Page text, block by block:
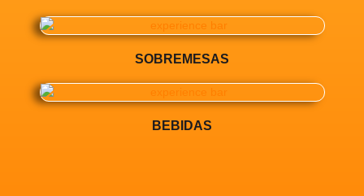
SOBREMESAS
BEBIDAS